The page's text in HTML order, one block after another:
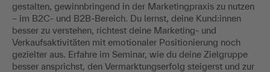
gestalten, gewinnbringend in der Marketingpraxis zu nutzen
– im B2C- und B2B-Bereich. Du lernst, deine Kund:innen
besser zu verstehen, richtest deine Marketing- und
Verkaufsaktivitäten mit emotionaler Positionierung noch
gezielter aus. Erfahre im Seminar, wie du deine Zielgruppe
besser ansprichst, den Vermarktungserfolg steigerst und zur